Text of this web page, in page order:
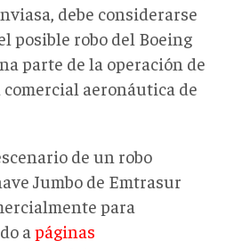
debe considerarse
posible robo del Boeing
parte de la operación de
aeronáutica de
de un robo
Jumbo de Emtrasur
para
a páginas